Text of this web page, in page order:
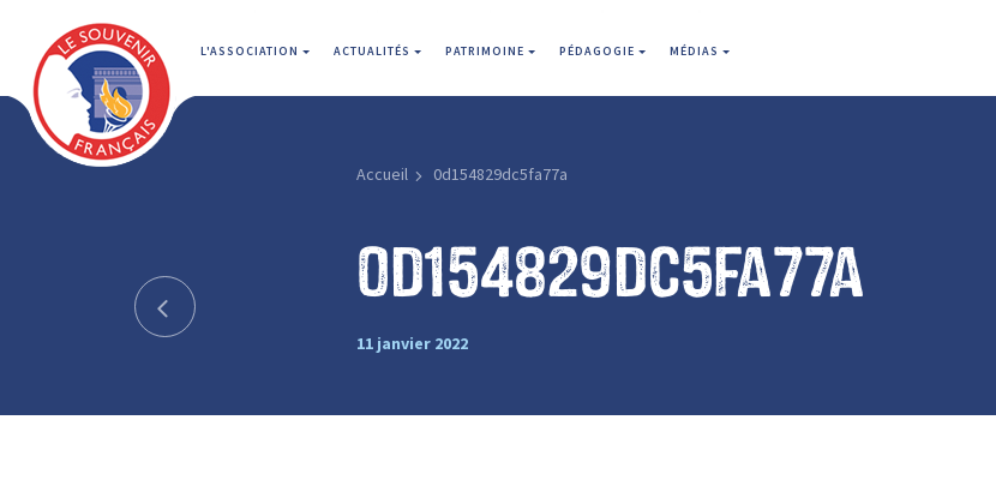
L'ASSOCIATION ACTUALITÉS PATRIMOINE PÉDAGOGIE MÉDIAS
Accueil 0d154829dc5fa77a
0d154829dc5fa77a
11 janvier 2022